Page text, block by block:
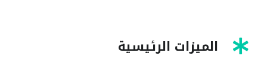
الميزات الرئيسية